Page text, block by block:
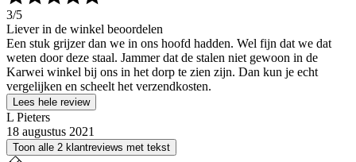
3/5
Liever in de winkel beoordelen
Een stuk grijzer dan we in ons hoofd hadden. Wel fijn dat we dat
weten door deze staal. Jammer dat de stalen niet gewoon in de
Karwei winkel bij ons in het dorp te zien zijn. Dan kun je echt
vergelijken en scheelt het verzendkosten.
Lees hele review
L Pieters
18 augustus 2021
Toon alle 2 klantreviews met tekst